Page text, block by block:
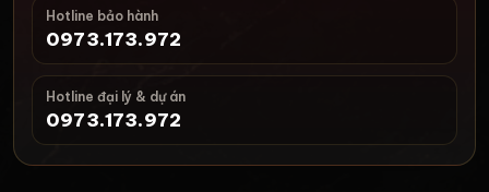
Hotline bảo hành
0973.173.972
Hotline đại lý & dự án
0973.173.972